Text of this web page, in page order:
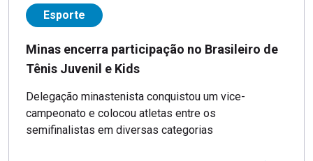
Esporte
Minas encerra participação no Brasileiro de
Tênis Juvenil e Kids
Delegação minastenista conquistou um vice-
campeonato e colocou atletas entre os
semifinalistas em diversas categorias